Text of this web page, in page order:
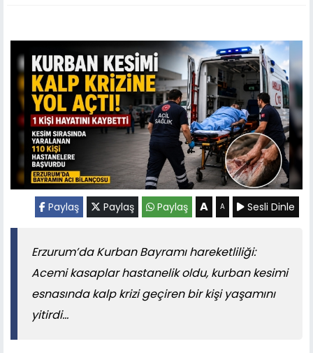
Paylaş Paylaş Paylaş A A Sesli Dinle
Erzurum’da Kurban Bayramı hareketliliği:
Acemi kasaplar hastanelik oldu, kurban kesimi
esnasında kalp krizi geçiren bir kişi yaşamını
yitirdi...